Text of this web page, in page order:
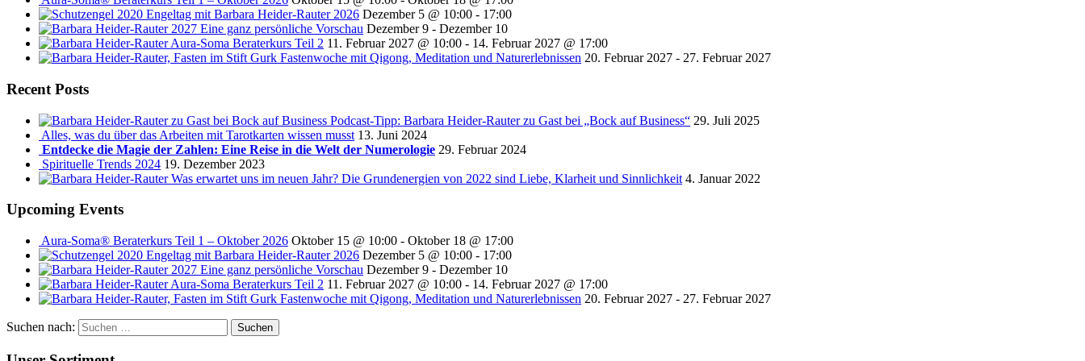
Engeltag mit Barbara Heider-Rauter 2026 Dezember 5 @ 10:00 - 17:00
2027 Eine ganz persönliche Vorschau Dezember 9 - Dezember 10
Aura-Soma Beraterkurs Teil 2 11. Februar 2027 @ 10:00 - 14. Februar 2027 @ 17:00
Fastenwoche mit Qigong, Meditation und Naturerlebnissen 20. Februar 2027 - 27. Februar 2027
Recent Posts
Podcast-Tipp: Barbara Heider-Rauter zu Gast bei „Bock auf Business“ 29. Juli 2025
Alles, was du über das Arbeiten mit Tarotkarten wissen musst 13. Juni 2024
Entdecke die Magie der Zahlen: Eine Reise in die Welt der Numerologie 29. Februar 2024
Spirituelle Trends 2024 19. Dezember 2023
Was erwartet uns im neuen Jahr? Die Grundenergien von 2022 sind Liebe, Klarheit und Sinnlichkeit 4. Januar 2022
Upcoming Events
Aura-Soma® Beraterkurs Teil 1 – Oktober 2026 Oktober 15 @ 10:00 - Oktober 18 @ 17:00
Engeltag mit Barbara Heider-Rauter 2026 Dezember 5 @ 10:00 - 17:00
2027 Eine ganz persönliche Vorschau Dezember 9 - Dezember 10
Aura-Soma Beraterkurs Teil 2 11. Februar 2027 @ 10:00 - 14. Februar 2027 @ 17:00
Fastenwoche mit Qigong, Meditation und Naturerlebnissen 20. Februar 2027 - 27. Februar 2027
Suchen nach: